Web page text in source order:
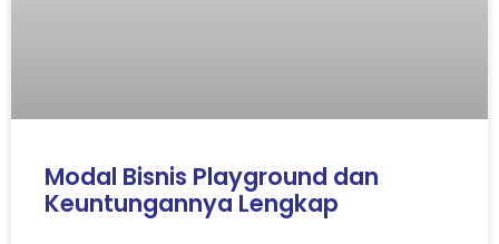
Modal Bisnis Playground dan
Keuntungannya Lengkap